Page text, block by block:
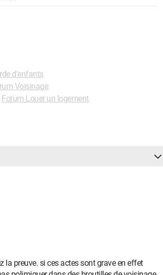
d'enfants
Voisinage
Forum Louer un logement
la preuve. si ces actes sont grave en effet